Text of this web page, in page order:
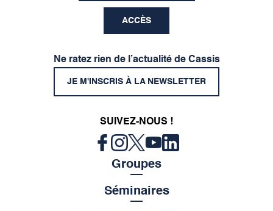
ACCÈS
Ne ratez rien de l’actualité de Cassis
JE M'INSCRIS À LA NEWSLETTER
SUIVEZ-NOUS !
Groupes
Séminaires